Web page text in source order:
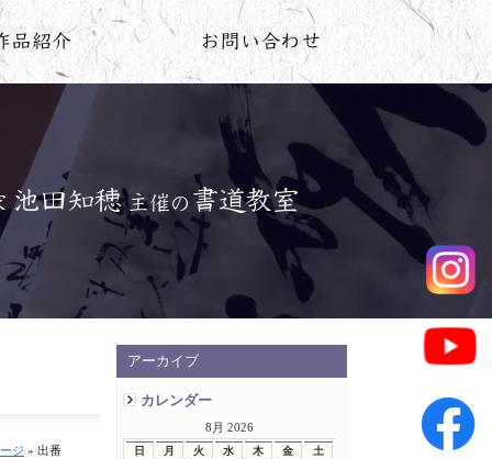
アーカイブ
カレンダー
8月 2026
日 月 火 水 木 金 土
ジ » 出番